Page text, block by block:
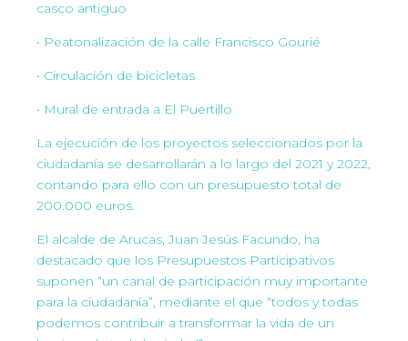
casco antiguo
• Peatonalización de la calle Francisco Gourié
• Circulación de bicicletas
• Mural de entrada a El Puertillo
La ejecución de los proyectos seleccionados por la
ciudadanía se desarrollarán a lo largo del 2021 y 2022,
contando para ello con un presupuesto total de
200.000 euros.
El alcalde de Arucas, Juan Jesús Facundo, ha
destacado que los Presupuestos Participativos
suponen “un canal de participación muy importante
para la ciudadanía”, mediante el que “todos y todas
podemos contribuir a transformar la vida de un